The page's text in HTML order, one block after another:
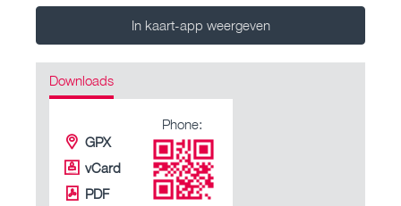
In kaart-app weergeven
Downloads
GPX
vCard
PDF
Phone: